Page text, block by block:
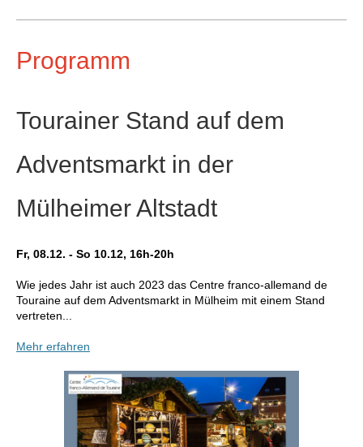
Programm
Tourainer Stand auf dem
Adventsmarkt in der
Mülheimer Altstadt
Fr, 08.12. - So 10.12, 16h-20h
Wie jedes Jahr ist auch 2023 das Centre franco-allemand de
Touraine auf dem Adventsmarkt in Mülheim mit einem Stand
vertreten...
Mehr erfahren